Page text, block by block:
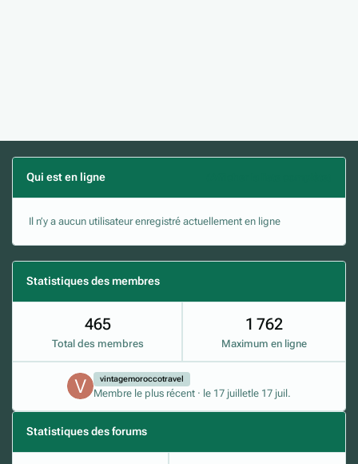
Qui est en ligne
Il n’y a aucun utilisateur enregistré actuellement en ligne
Statistiques des membres
465
Total des membres
1 762
Maximum en ligne
vintagemoroccotravel
Membre le plus récent · le 17 juilletle 17 juil.
Statistiques des forums